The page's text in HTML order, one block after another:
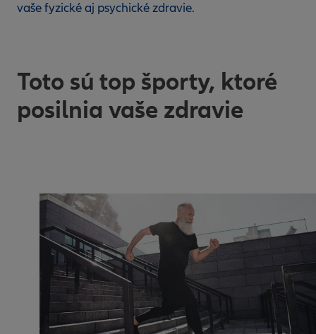
vaše fyzické aj psychické zdravie.
Toto sú top športy, ktoré
posilnia vaše zdravie